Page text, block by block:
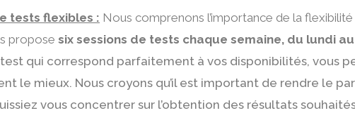
tests flexibles : Nous comprenons l’importance de la
propose six sessions de tests chaque semaine, du lundi
qui correspond parfaitement à vos disponibilités, vous
le mieux. Nous croyons qu’il est important de rendre le
vous concentrer sur l’obtention des résultats